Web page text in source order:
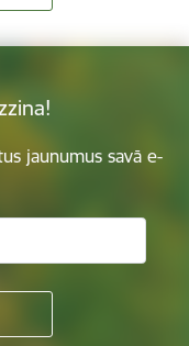
jaunumus savā e-